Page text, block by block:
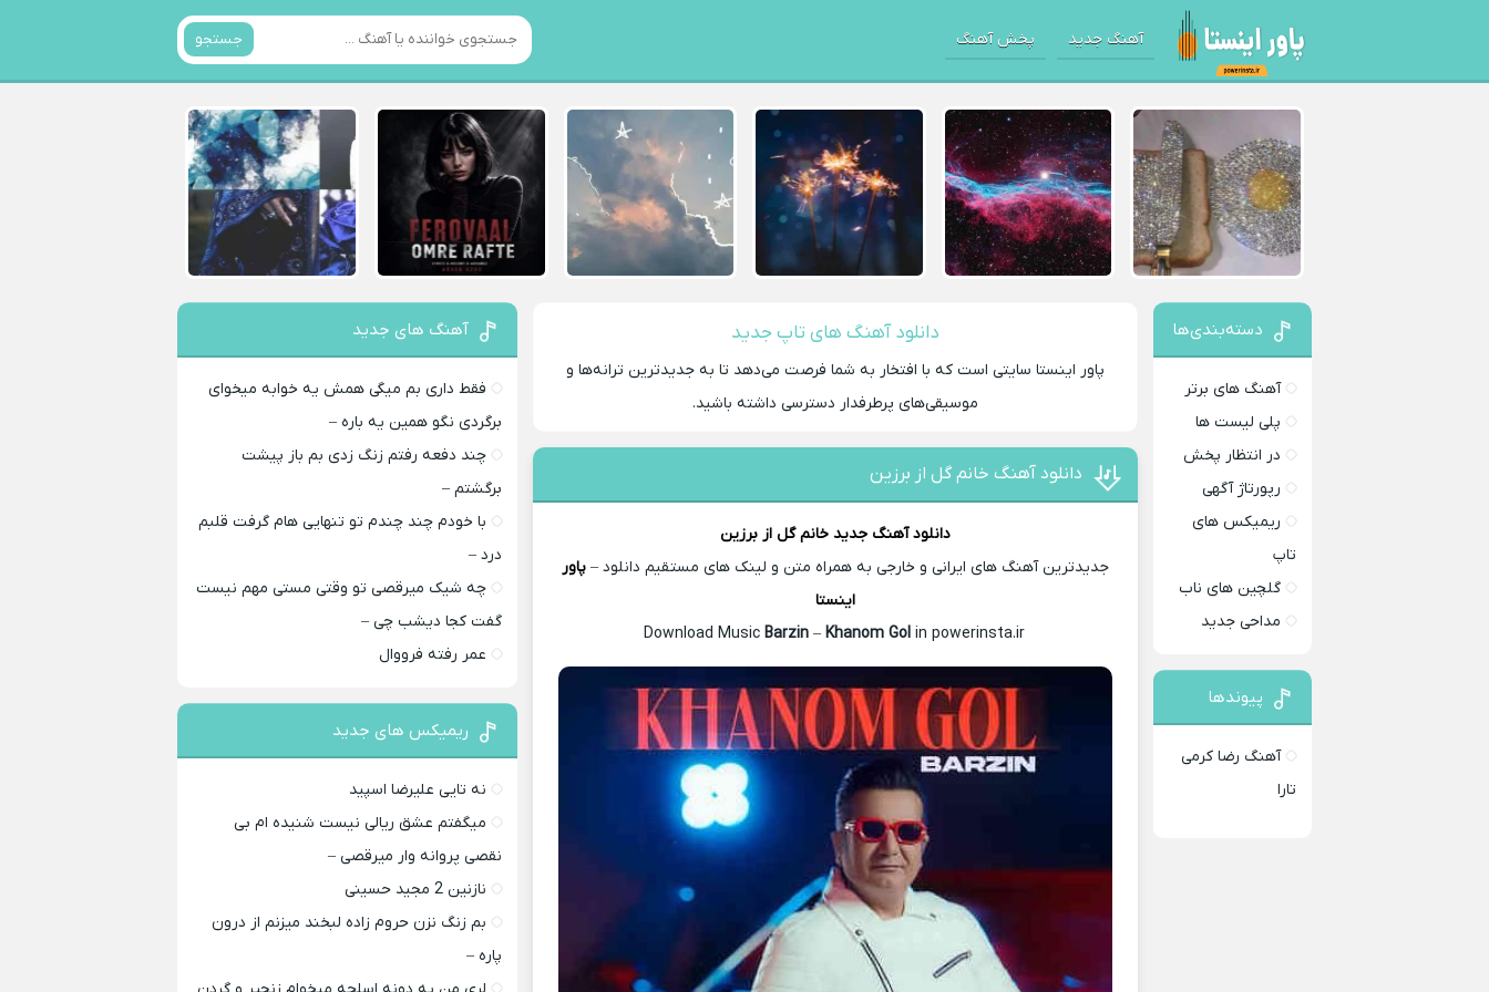
آهنگ جدید پخش آهنگ جستجو
دانلود آهنگ های تاپ جدید
پاور اینستا سایتی است که با افتخار به شما فرصت می‌دهد تا به جدیدترین ترانه‌ها و
موسیقی‌های پرطرفدار دسترسی داشته باشید.
دانلود آهنگ خانم گل از برزین
دانلود آهنگ جدید خانم گل ازبرزین
جدیدترین آهنگ های ایرانی و خارجی به همراه متن و لینک های مستقیم دانلود –پاور
اینستا
Barzin –Khanom Golin powerinsta.ir
دسته‌بندی‌ها
آهنگ های برتر
پلی لیست ها
در انتظار پخش
رپورتاژ آگهی
ریمیکس های
تاپ
گلچین های ناب
مداحی جدید
پیوندها
آهنگ رضا کرمی
تارا
آهنگ های جدید
فقط داری بم میگی همش یه خوابه میخوای
برگردی نگو همین یه باره –
چند دفعه رفتم زنگ زدی بم باز پیشت
برگشتم –
با خودم چند چندم تو تنهایی هام گرفت قلبم
درد –
چه شیک میرقصی تو وقتی مستی مهم نیست
گفت کجا دیشب چی –
عمر رفته فرووال
ریمیکس های جدید
نه تایی علیرضا اسپید
میگفتم عشق ریالی نیست شنیده ام بی
نقصی پروانه وار میرقصی –
نازنین 2 مجید حسینی
بم زنگ نزن حروم زاده لبخند میزنم از درون
پاره –